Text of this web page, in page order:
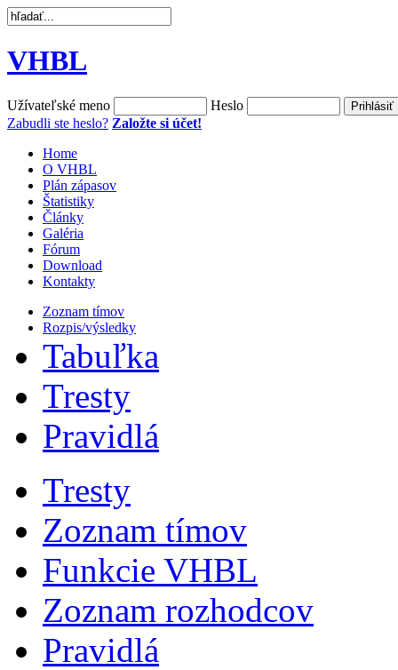
VHBL
Užívateľské meno
Heslo
Zabudli ste heslo? Založte si účet!
Home
O VHBL
Plán zápasov
Štatistiky
Články
Galéria
Fórum
Download
Kontakty
Zoznam tímov
Rozpis/výsledky
Tabuľka
Tresty
Pravidlá
Tresty
Zoznam tímov
Funkcie VHBL
Zoznam rozhodcov
Pravidlá